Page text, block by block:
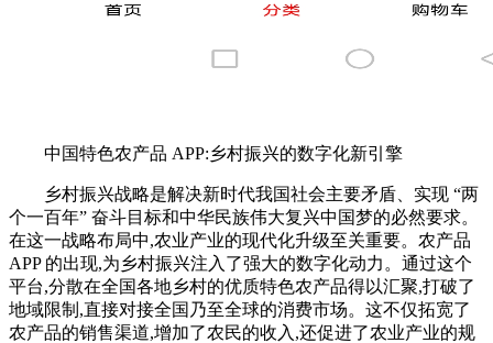
中国特色农产品 APP:乡村振兴的数字化新引擎
乡村振兴战略是解决新时代我国社会主要矛盾、实现 “两
个一百年” 奋斗目标和中华民族伟大复兴中国梦的必然要求。
在这一战略布局中,农业产业的现代化升级至关重要。农产品
APP 的出现,为乡村振兴注入了强大的数字化动力。通过这个
平台,分散在全国各地乡村的优质特色农产品得以汇聚,打破了
地域限制,直接对接全国乃至全球的消费市场。这不仅拓宽了
农产品的销售渠道,增加了农民的收入,还促进了农业产业的规